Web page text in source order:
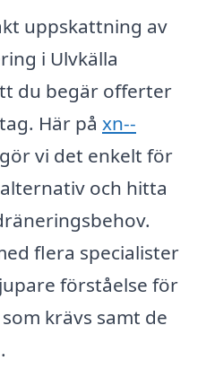
uppskattning av
i Ulvkälla
du begär offerter
Här på xn--
gör vi det enkelt för
och hitta
flera specialister
förståelse för
krävs samt de